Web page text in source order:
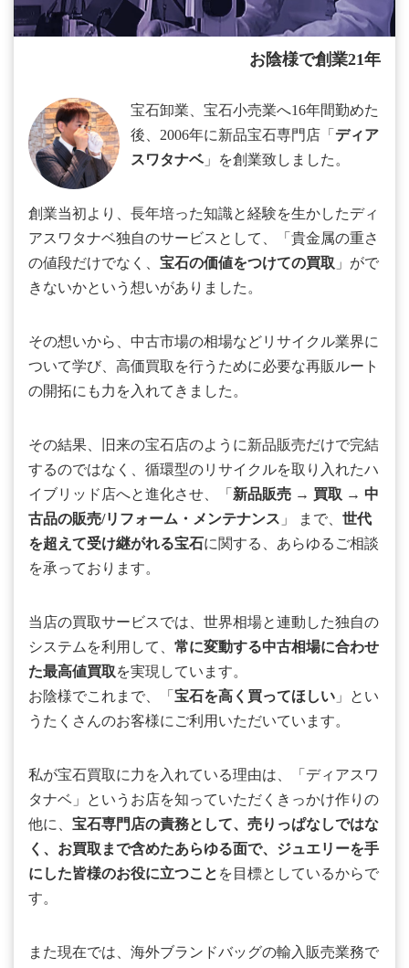
お陰様で創業21年
宝石卸業、宝石小売業へ16年間勤めた
後、2006年に新品宝石専門店「 ディア
スワタナベ」を創業致しました。
創業当初より、長年培った知識と経験を生かしたディ
アスワタナベ独自のサービスとして、「貴金属の重さ
の値段だけでなく、 宝石の価値をつけての買取 」がで
きないかという想いがありました。
その想いから、中古市場の相場などリサイクル業界に
ついて学び、高価買取を行うために必要な再販ルート
の開拓にも力を入れてきました。
その結果、旧来の宝石店のように新品販売だけで完結
するのではなく、循環型のリサイクルを取り入れたハ
イブリッド店へと進化させ、「 新品販売 → 買取 → 中
古品の販売/リフォーム・メンテナンス 」 まで、 世代
を超えて受け継がれる宝石に関する、あらゆるご相談
を承っております。
当店の買取サービスでは、世界相場と連動した独自の
システムを利用して、 常に変動する中古相場に合わせ
た最高値買取を実現しています。
お陰様でこれまで、「 宝石を高く買ってほしい 」とい
うたくさんのお客様にご利用いただいています。
私が宝石買取に力を入れている理由は、「ディアスワ
タナベ」というお店を知っていただくきっかけ作りの
他に、 宝石専門店の責務として、売りっぱなしではな
く、お買取まで含めたあらゆる面で、ジュエリーを手
にした皆様のお役に立つこと を目標としているからで
す。
また現在では、海外ブランドバッグの輸入販売業務で